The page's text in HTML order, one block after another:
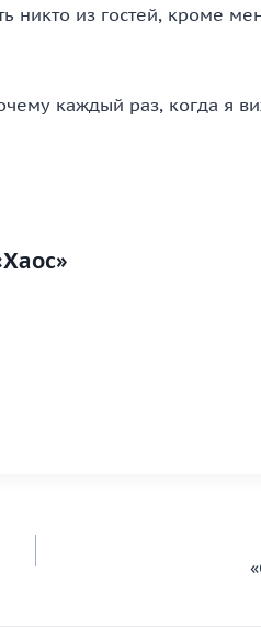
никто из гостей, кроме
каждый раз, когда я